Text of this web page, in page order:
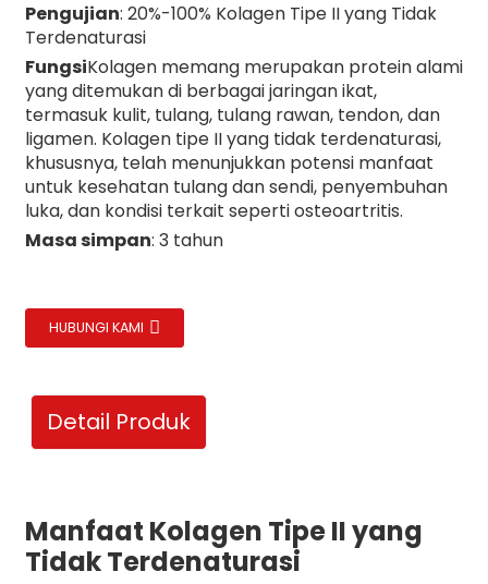
Pengujian: 20%-100% Kolagen Tipe II yang Tidak
Terdenaturasi
FungsiKolagen memang merupakan protein alami
yang ditemukan di berbagai jaringan ikat,
termasuk kulit, tulang, tulang rawan, tendon, dan
ligamen. Kolagen tipe II yang tidak terdenaturasi,
khususnya, telah menunjukkan potensi manfaat
untuk kesehatan tulang dan sendi, penyembuhan
luka, dan kondisi terkait seperti osteoartritis.
Masa simpan: 3 tahun
HUBUNGI KAMI
Detail Produk
Manfaat Kolagen Tipe II yang
Tidak Terdenaturasi